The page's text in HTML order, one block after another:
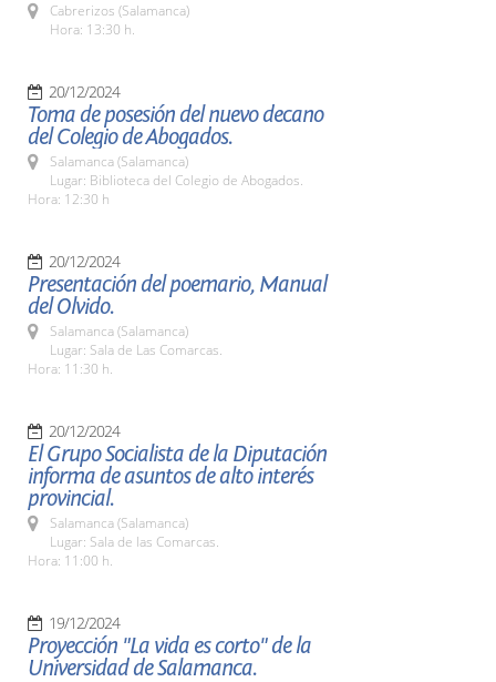
Cabrerizos (Salamanca)
Hora: 13:30 h.
20/12/2024
Toma de posesión del nuevo decano
del Colegio de Abogados.
Salamanca (Salamanca)
Lugar: Biblioteca del Colegio de Abogados.
Hora: 12:30 h
20/12/2024
Presentación del poemario, Manual
del Olvido.
Salamanca (Salamanca)
Lugar: Sala de Las Comarcas.
Hora: 11:30 h.
20/12/2024
El Grupo Socialista de la Diputación
informa de asuntos de alto interés
provincial.
Salamanca (Salamanca)
Lugar: Sala de las Comarcas.
Hora: 11:00 h.
19/12/2024
Proyección "La vida es corto" de la
Universidad de Salamanca.